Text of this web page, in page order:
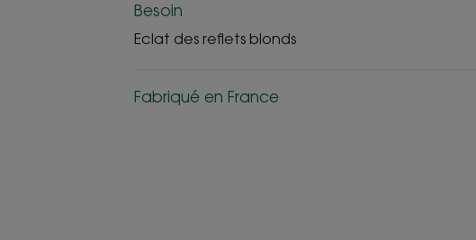
Besoin
Eclat des reflets blonds
Fabriqué en France